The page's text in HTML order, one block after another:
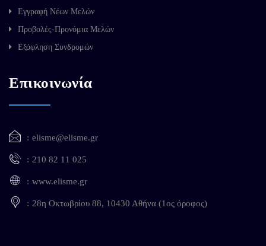
Εγγραφή Νέων Μελών
Προβολές-Προνόμια Μελών
Εξόφληση Συνδρομών
Επικοινωνία
elisme@elisme.gr
210 82 11 025
www.elisme.gr
28η Οκτωβρίου 88, 10430 Αθήνα (1ος όροφος)